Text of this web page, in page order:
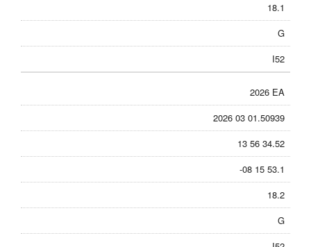
18.1
G
I52
2026 EA
2026 03 01.50939
13 56 34.52
-08 15 53.1
18.2
G